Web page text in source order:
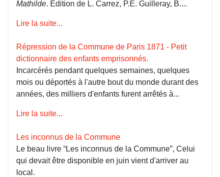
Mathilde. Édition de L. Carrez, P.E. Guilleray, B....
Lire la suite...
Répression de la Commune de Paris 1871 - Petit
dictionnaire des enfants emprisonnés.
Incarcérés pendant quelques semaines, quelques
mois ou déportés à l'autre bout du monde durant des
années, des milliers d'enfants furent arrêtés à...
Lire la suite...
Les inconnus de la Commune
Le beau livre “Les inconnus de la Commune”, Celui
qui devait être disponible en juin vient d'arriver au
local.